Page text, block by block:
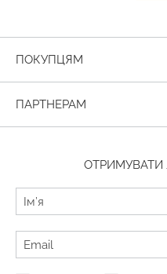
ПОКУПЦЯМ
ПАРТНЕРАМ
ОТРИМУВАТИ